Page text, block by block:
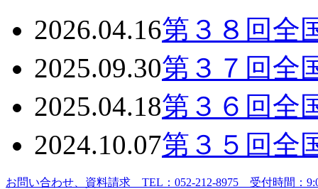
2026.04.16第３８回全
2025.09.30第３７回全
2025.04.18第３６回全
2024.10.07第３５回全
お問い合わせ、資料請求 TEL：052-212-8975 受付時間：